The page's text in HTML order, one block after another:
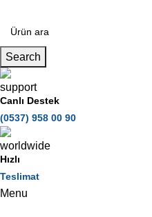
Search
Canlı Destek
(0537) 958 00 90
Hızlı
Teslimat
Menu